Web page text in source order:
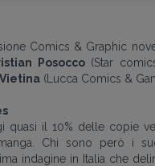
Comics & Graphic
Posocco (Star
(Lucca Comics &
quasi il 10% delle copie
Chi sono però i
indagine in Italia che